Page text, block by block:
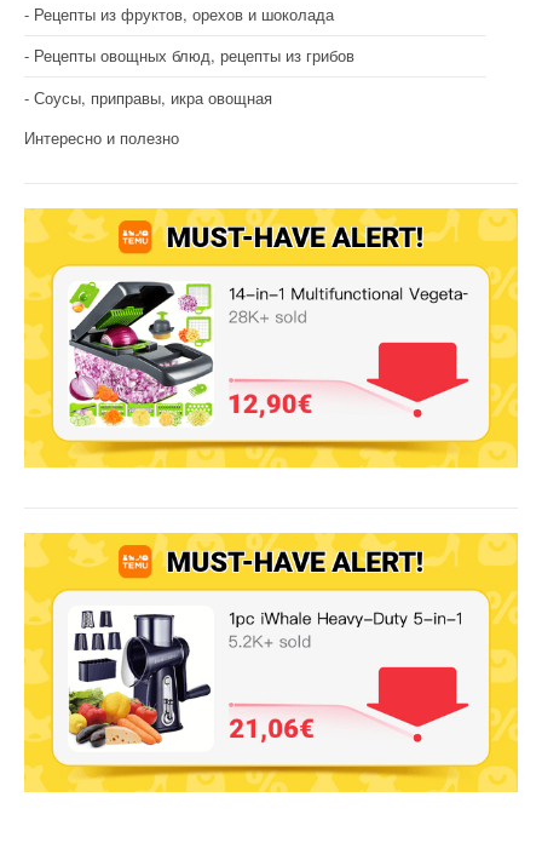
Рецепты из фруктов, орехов и шоколада
Рецепты овощных блюд, рецепты из грибов
Соусы, приправы, икра овощная
Интересно и полезно